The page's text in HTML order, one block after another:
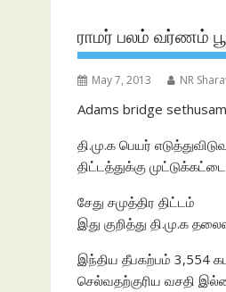
ராமர் பலம் வர்ணம்
May 7, 2013 NR
Adams bridge
தி.மு.க பெயர்
திட்டத்துக்கு
சேது சமுத்திர திட்டம்
இது குறித்து தி.மு.க
இந்திய தீபகற்பம் 3,554
செல்வதற்குரிய வசதி